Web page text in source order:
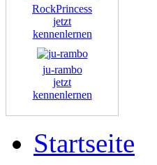
RockPrincess
jetzt
kennenlernen
ju-rambo
jetzt
kennenlernen
Startseite